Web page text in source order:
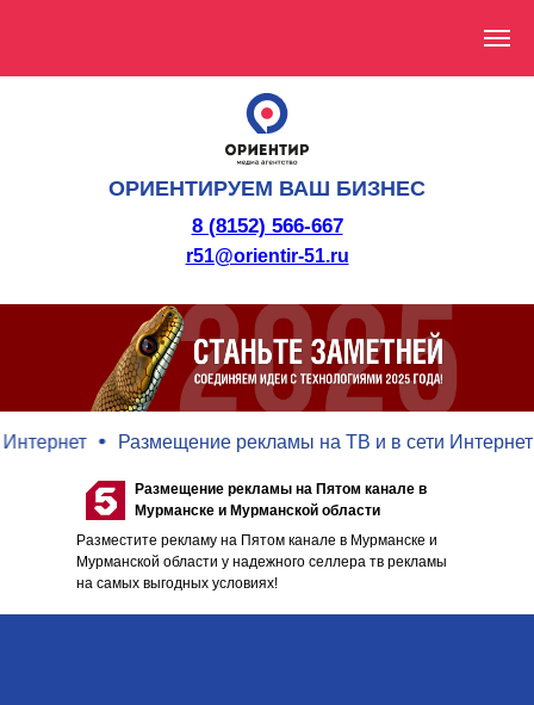
r51@orientir-51.ru
8 (8152) 566-667
ОРИЕНТИРУЕМ ВАШ БИЗНЕС
Размещение рекламы на ТВ и в сети Интернет
Размещение рекламы на Пятом канале в
Мурманске и Мурманской области
Разместите рекламу на Пятом канале в Мурманске и
Мурманской области у надежного селлера тв рекламы
на самых выгодных условиях!